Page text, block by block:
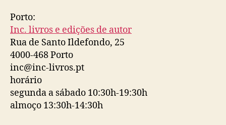
Porto:
Inc. livros e edições de autor
Rua de Santo Ildefondo, 25
4000-468 Porto
inc@inc-livros.pt
horário
segunda a sábado 10:30h-19:30h
almoço 13:30h-14:30h